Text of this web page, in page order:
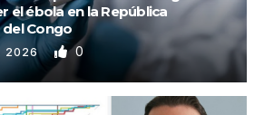
el ébola en la República
Congo
2026 0